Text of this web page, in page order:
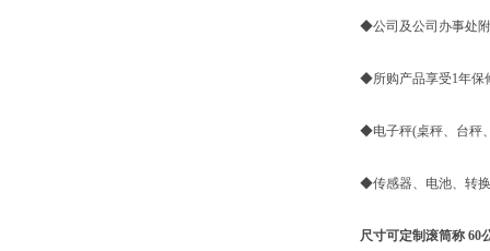
◆公司及公司办事处附
◆所购产品享受1年保
◆电子秤(桌秤、台秤、
◆传感器、电池、转换
尺寸可定制滚筒称 60